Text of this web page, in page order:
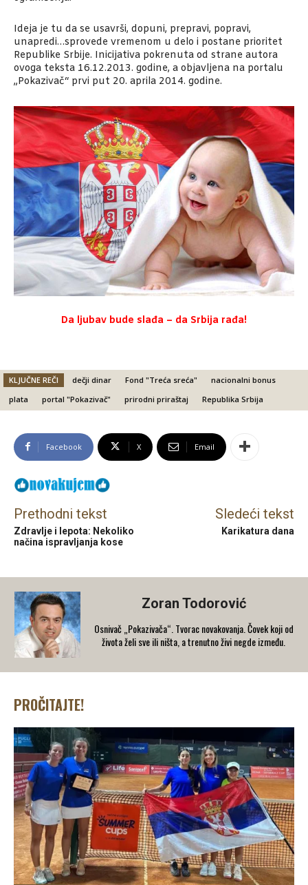
Ideja je tu da se usavrši, dopuni, prepravi, popravi,
unapredi…sprovede vremenom u delo i postane prioritet
Republike Srbije. Inicijativa pokrenuta od strane autora
ovoga teksta 16.12.2013. godine, a objavljena na portalu
„Pokazivač“ prvi put 20. aprila 2014. godine.
Da ljubav bude slađa – da Srbija rađa!
KLJUČNE REČI dečji dinar Fond "Treća sreća"
nacionalni bonus
plata
portal "Pokazivač" prirodni priraštaj Republika Srbija
Facebook X Email
Prethodni tekst
Zdravlje i lepota: Nekoliko
načina ispravljanja kose
Sledeći tekst
Karikatura dana
Zoran Todorović
Osnivač „Pokazivača“. Tvorac novakovanja. Čovek koji od
života želi sve ili ništa, a trenutno živi negde između.
PROČITAJTE!